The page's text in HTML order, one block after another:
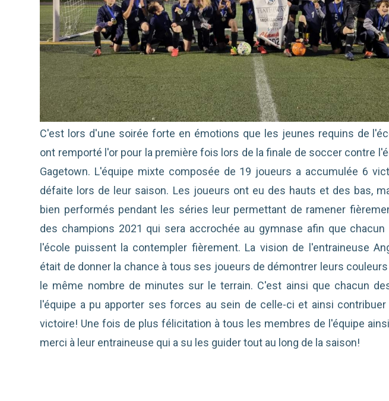
C'est lors d'une soirée forte en émotions que les jeunes requins de
ont remporté l'or pour la première fois lors de la finale de soccer contre
Gagetown. L'équipe mixte composée de 19 joueurs a accumulée 6
défaite lors de leur saison. Les joueurs ont eu des hauts et des bas,
bien performés pendant les séries leur permettant de ramener
des champions 2021 qui sera accrochée au gymnase afin que
l'école puissent la contempler fièrement. La vision de l'entraineuse
était de donner la chance à tous ses joueurs de démontrer leurs
le même nombre de minutes sur le terrain. C'est ainsi que chacun
l'équipe a pu apporter ses forces au sein de celle-ci et ainsi contribuer
victoire! Une fois de plus félicitation à tous les membres de l'équipe
merci à leur entraineuse qui a su les guider tout au long de la saison!